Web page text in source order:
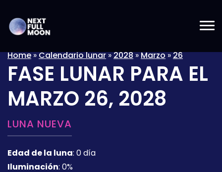
Home»Calendario lunar»2028»Marzo»26
FASE LUNAR PARA EL
MARZO 26, 2028
LUNA NUEVA
Edad de la luna: 0 día
Iluminación: 0%